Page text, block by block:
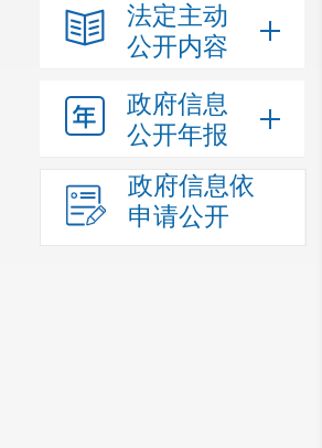
法定主动
公开内容
政府信息
公开年报
政府信息依
申请公开